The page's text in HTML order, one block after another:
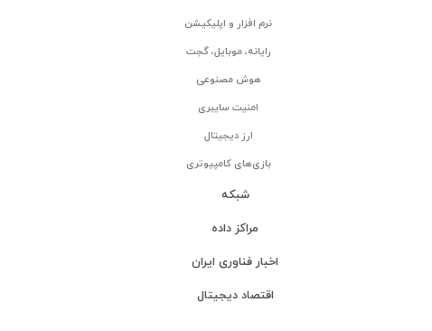
نرم افزار و اپلیکیشن
رایانه، موبایل، گجت
هوش مصنوعی
امنیت سایبری
ارز دیجیتال
بازی‌های کامپیوتری
شبکه
مراکز داده
اخبار فناوری ایران
اقتصاد دیجیتال